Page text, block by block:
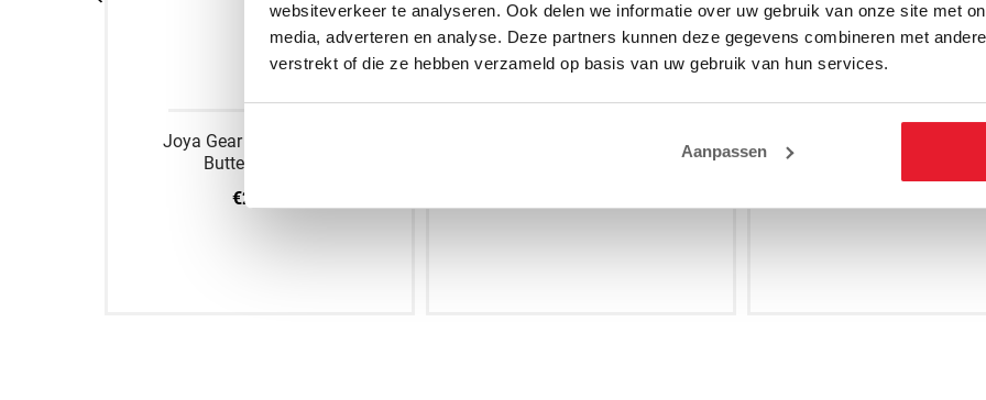
websiteverkeer te analyseren. Ook delen we informatie over uw gebruik van onze site met
media, adverteren en analyse. Deze partners kunnen deze gegevens combineren met
verstrekt of die ze hebben verzameld op basis van uw gebruik van hun services.
Aanpassen
Joya Gear Kickboksshort
Butterfly Goud
€29.95
Joya Gear Kickboksshort